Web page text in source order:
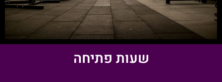
שעות פתיחה